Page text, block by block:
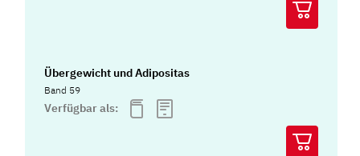
Übergewicht und Adipositas
Band 59
Verfügbar als: